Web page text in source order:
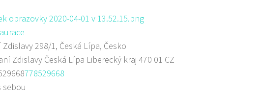
Zdislavy 298/1, Česká Lípa, Česko
Zdislavy Česká Lípa Liberecký kraj 470 01 CZ
778529668
sebou